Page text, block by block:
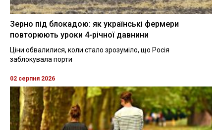
Зерно під блокадою: як українські фермери
повторюють уроки 4-річної давнини
Ціни обвалилися, коли стало зрозуміло, що Росія
заблокувала порти
02 серпня 2026